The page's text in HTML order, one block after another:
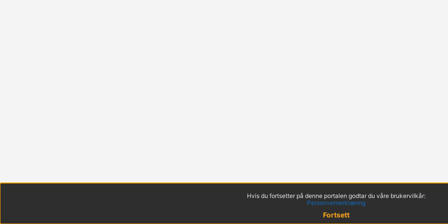
Hvis du fortsetter på denne portalen godtar du våre brukervilkår:
Personvernerklæring
Fortsett